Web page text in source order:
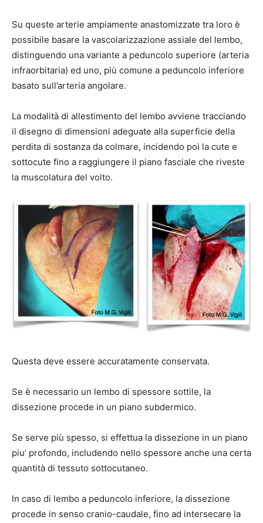
Su queste arterie ampiamente anastomizzate tra loro è
possibile basare la vascolarizzazione assiale del lembo,
distinguendo una variante a peduncolo superiore (arteria
infraorbitaria) ed uno, più comune a peduncolo inferiore
basato sull’arteria angolare.
La modalità di allestimento del lembo avviene tracciando
il disegno di dimensioni adeguate alla superficie della
perdita di sostanza da colmare, incidendo poi la cute e
sottocute fino a raggiungere il piano fasciale che riveste
la muscolatura del volto.
Questa deve essere accuratamente conservata.
Se è necessario un lembo di spessore sottile, la
dissezione procede in un piano subdermico.
Se serve più spesso, si effettua la dissezione in un piano
piu’ profondo, includendo nello spessore anche una certa
quantità di tessuto sottocutaneo.
In caso di lembo a peduncolo inferiore, la dissezione
procede in senso cranio-caudale, fino ad intersecare la